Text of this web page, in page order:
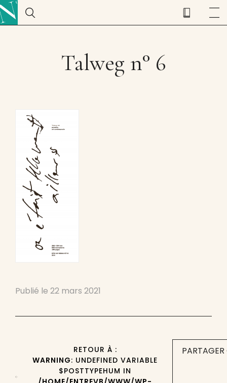
Talweg n° 6
Publié le 22 mars 2021
RETOUR À :
WARNING: UNDEFINED VARIABLE
$POSTTYPEHUM IN